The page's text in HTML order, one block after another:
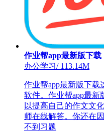
作业帮app最新版下载
办公学习/113.14M
作业帮app最新版下
软件。作业帮app最
以提高自己的作文文
师在线解答。你还在
不到习题